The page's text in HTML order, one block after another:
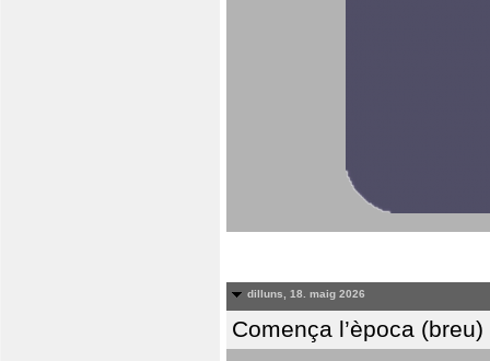
dilluns, 18. maig 2026
Comença l’època